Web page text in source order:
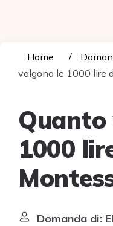
Home
valgono le 1000 lire
Quanto
1000
Domanda di: